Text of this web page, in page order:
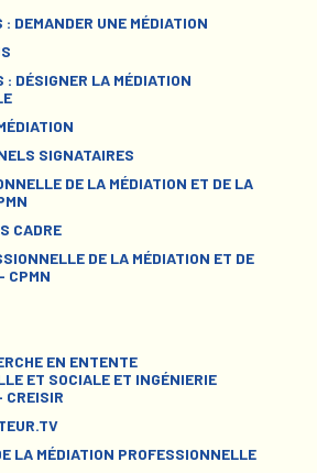
: DEMANDER UNE MÉDIATION
: DÉSIGNER LA MÉDIATION
SIGNATAIRES
DE LA MÉDIATION ET DE LA
CADRE
DE LA MÉDIATION ET DE
CPMN
EN ENTENTE
ET SOCIALE ET INGÉNIERIE
CREISIR
LA MÉDIATION PROFESSIONNELLE